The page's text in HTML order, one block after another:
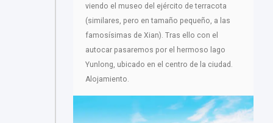
viendo el museo del ejército de terracota
(similares, pero en tamaño pequeño, a las
famosísimas de Xian). Tras ello con el
autocar pasaremos por el hermoso lago
Yunlong, ubicado en el centro de la ciudad.
Alojamiento.